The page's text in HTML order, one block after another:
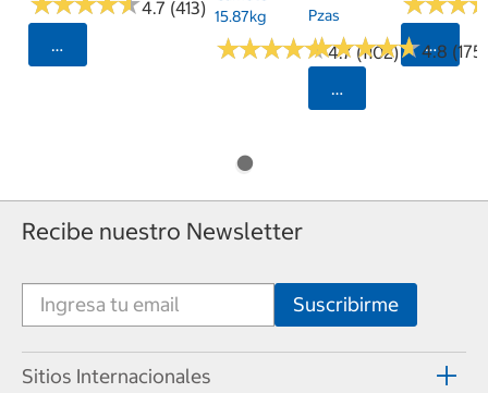
4.7 (413)
Seleccionar Código Postal
15.87kg
★★★★★
★★★★★4.7 (1102)
Pzas
★★★★★
★★★★★4.8 (175)
Seleccionar
Recibe nuestro Newsletter
Sitios Internacionales